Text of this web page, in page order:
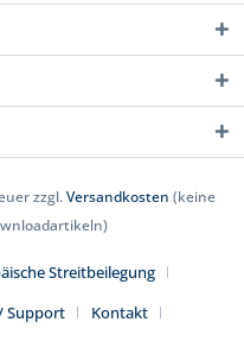
zzgl.Versandkosten (keine
Streitbeilegung
Support
Kontakt